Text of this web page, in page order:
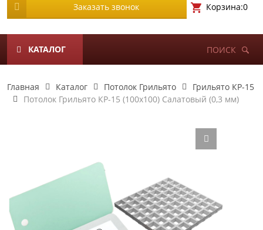
Заказать звонок Корзина:0
КАТАЛОГ ПОИСК
Главная Каталог Потолок Грильято
Грильято КР-15
Потолок Грильято КР-15 (100х100) Салатовый (0,3 мм)